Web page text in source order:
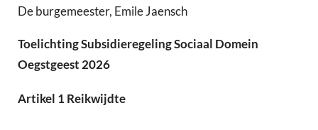
De burgemeester, Emile Jaensch
Toelichting Subsidieregeling Sociaal Domein
Oegstgeest 2026
Artikel 1 Reikwijdte